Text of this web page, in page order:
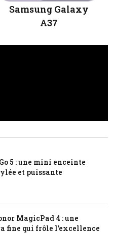
Samsung Galaxy
A37
5 : une mini enceinte
et puissante
MagicPad 4 : une
fine qui frôle l’excellence